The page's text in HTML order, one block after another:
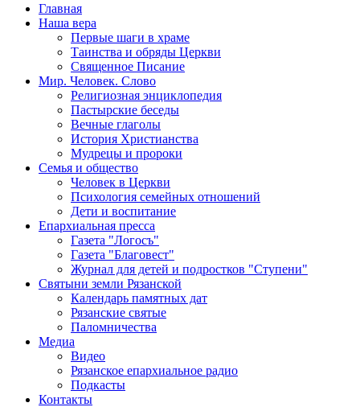
Главная
Наша вера
Первые шаги в храме
Таинства и обряды Церкви
Священное Писание
Мир. Человек. Слово
Религиозная энциклопедия
Пастырские беседы
Вечные глаголы
История Христианства
Мудрецы и пророки
Семья и общество
Человек в Церкви
Психология семейных отношений
Дети и воспитание
Епархиальная пресса
Газета "Логосъ"
Газета "Благовест"
Журнал для детей и подростков "Ступени"
Святыни земли Рязанской
Календарь памятных дат
Рязанские святые
Паломничества
Медиа
Видео
Рязанское епархиальное радио
Подкасты
Контакты